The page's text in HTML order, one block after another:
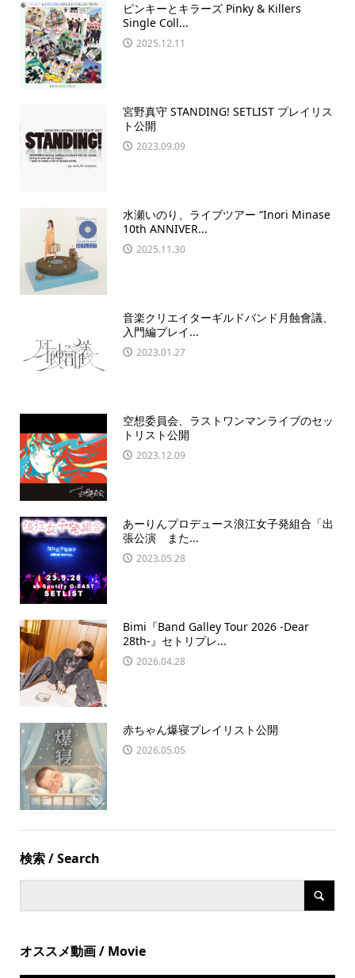
ピンキーとキラーズ Pinky & Killers
Single Coll...
2025.12.11
宮野真守 STANDING! SETLIST プレイリス
ト公開
2023.09.09
水瀬いのり、ライブツアー “Inori Minase
10th ANNIVER...
2025.11.30
音楽クリエイターギルドバンド月蝕會議、
入門編プレイ...
2023.01.27
空想委員会、ラストワンマンライブのセッ
トリスト公開
2023.12.09
あーりんプロデュース浪江女子発組合「出
張公演 また...
2023.05.28
Bimi『Band Galley Tour 2026 -Dear
28th-』セトリプレ...
2026.04.28
赤ちゃん爆寝プレイリスト公開
2026.05.05
検索 / Search
オススメ動画 / Movie